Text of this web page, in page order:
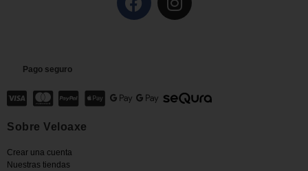
Pago seguro
Sobre Veloaxe
Crear una cuenta
Nuestras tiendas